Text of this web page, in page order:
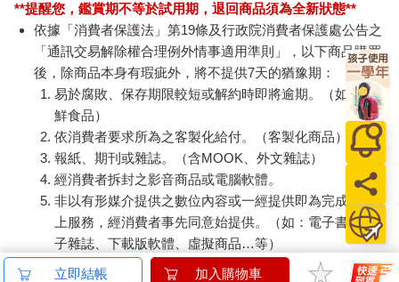
**提醒您，鑑賞期不等於試用期，退回商品須為全新狀態**
依據「消費者保護法」第19條及行政院消費者保護處公告之
「通訊交易解除權合理例外情事適用準則」，以下商品購買
後，除商品本身有瑕疵外，將不提供7天的猶豫期：
易於腐敗、保存期限較短或解約時即將逾期。（如：生
鮮食品）
依消費者要求所為之客製化給付。（客製化商品）
報紙、期刊或雜誌。（含MOOK、外文雜誌）
經消費者拆封之影音商品或電腦軟體。
非以有形媒介提供之數位內容或一經提供即為完成之線
上服務，經消費者事先同意始提供。（如：電子書、電
子雜誌、下載版軟體、虛擬商品…等）
已拆封之個人衛生用品。（如：內衣褲、刮鬍刀、除毛
立即結帳 加入購物車